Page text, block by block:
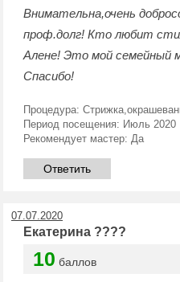
Внимательна,очень
проф.долг! Кто любит
Алене! Это мой семейный
Спасибо!
Процедура:
Период посещения: Июль 2020
Рекомендует мастер: Да
Ответить
07.07.2020
Екатерина ????
10 баллов